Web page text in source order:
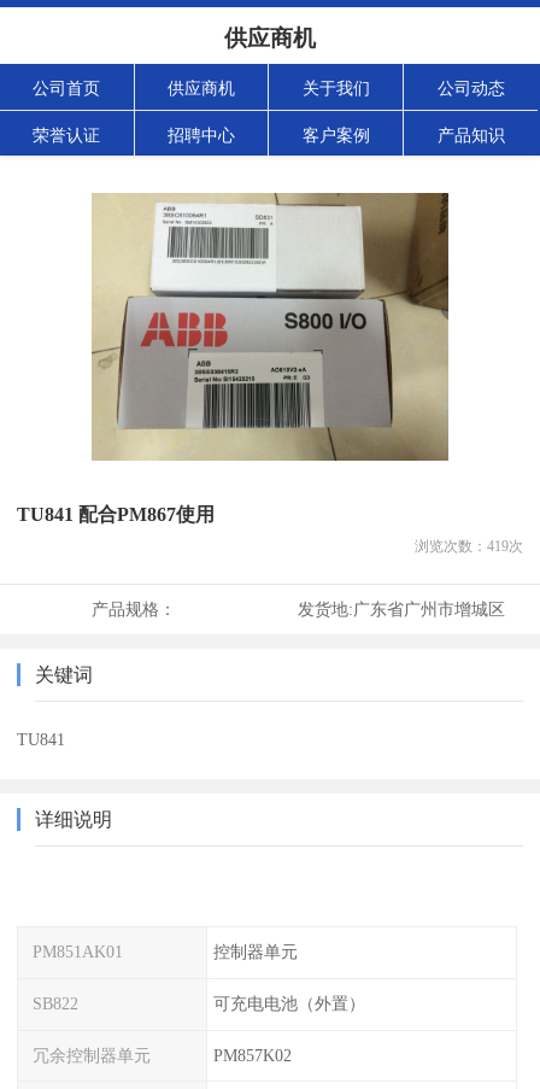
供应商机
公司首页 供应商机 关于我们 公司动态
荣誉认证 招聘中心 客户案例 产品知识
TU841 配合PM867使用
浏览次数： 419次
产品规格： 发货地:广东省广州市增城区
关键词
TU841
详细说明
PM851AK01 控制器单元
SB822 可充电电池（外置）
冗余控制器单元 PM857K02